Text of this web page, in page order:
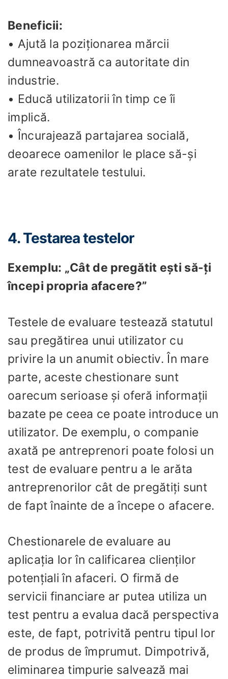
Beneficii:
• Ajută la poziționarea mărcii
dumneavoastră ca autoritate din
industrie.
• Educă utilizatorii în timp ce îi
implică.
• Încurajează partajarea socială,
deoarece oamenilor le place să-și
arate rezultatele testului.
4. Testarea testelor
Exemplu: „Cât de pregătit ești să-ți
începi propria afacere?”
Testele de evaluare testează statutul
sau pregătirea unui utilizator cu
privire la un anumit obiectiv. În mare
parte, aceste chestionare sunt
oarecum serioase și oferă informații
bazate pe ceea ce poate introduce un
utilizator. De exemplu, o companie
axată pe antreprenori poate folosi un
test de evaluare pentru a le arăta
antreprenorilor cât de pregătiți sunt
de fapt înainte de a începe o afacere.
Chestionarele de evaluare au
aplicația lor în calificarea clienților
potențiali în afaceri. O firmă de
servicii financiare ar putea utiliza un
test pentru a evalua dacă perspectiva
este, de fapt, potrivită pentru tipul lor
de produs de împrumut. Dimpotrivă,
eliminarea timpurie salvează mai